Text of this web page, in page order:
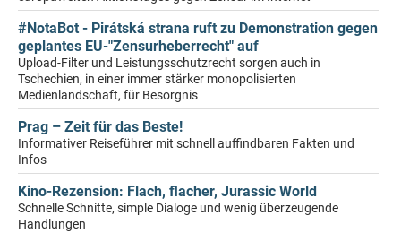
#NotaBot - Pirátská strana ruft zu Demonstration gegen
geplantes EU-"Zensurheberrecht" auf
Upload-Filter und Leistungsschutzrecht sorgen auch in
Tschechien, in einer immer stärker monopolisierten
Medienlandschaft, für Besorgnis
Prag – Zeit für das Beste!
Informativer Reiseführer mit schnell auffindbaren Fakten und
Infos
Kino-Rezension: Flach, flacher, Jurassic World
Schnelle Schnitte, simple Dialoge und wenig überzeugende
Handlungen